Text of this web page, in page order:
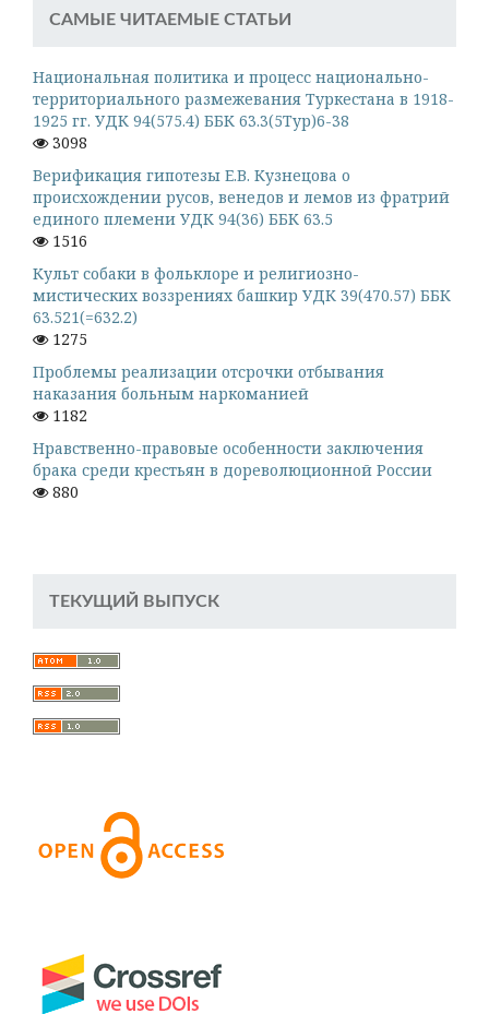
САМЫЕ ЧИТАЕМЫЕ СТАТЬИ
Национальная политика и процесс национально-
территориального размежевания Туркестана в 1918-
1925 гг. УДК 94(575.4) ББК 63.3(5Тур)6-38
3098
Верификация гипотезы Е.В. Кузнецова о
происхождении русов, венедов и лемов из фратрий
единого племени УДК 94(36) ББК 63.5
1516
Культ собаки в фольклоре и религиозно-
мистических воззрениях башкир УДК 39(470.57) ББК
63.521(=632.2)
1275
Проблемы реализации отсрочки отбывания
наказания больным наркоманией
1182
Нравственно-правовые особенности заключения
брака среди крестьян в дореволюционной России
880
ТЕКУЩИЙ ВЫПУСК